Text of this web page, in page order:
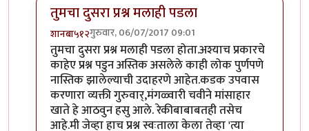
तुमचा दुसरा प्रश्न मलाही पडला
शानबा५१२गुरुवार, 06/07/2017 09:01
In reply toऐकलं आहे हे रेकी प्रकरण. पणbyज्योति अळवणी
तुमचा दुसरा प्रश्न मलाही पडला होता.अश्याच प्रकारचे
काहेए प्रश्न पडुन अस्तिक असलेले काही लोक पुर्णपणे
नास्तिक झालेल्याची उदाहरणे आहेत.कडक उपवास
करणारा व्यक्ती गुरुवार्,मंगळ्वारी चवीने मांसाहार
खाते हे आठवुन हसु आले. रेकीबाबाबतही तसेच
आहे.मी जेव्हा हाच प्रश्न स्वःताला केला तेव्हा 'त्या